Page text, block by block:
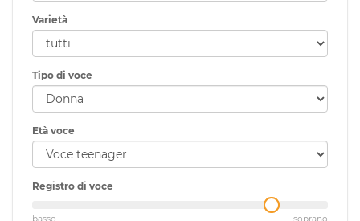
Varietà
Tipo di voce
Età voce
Registro di voce